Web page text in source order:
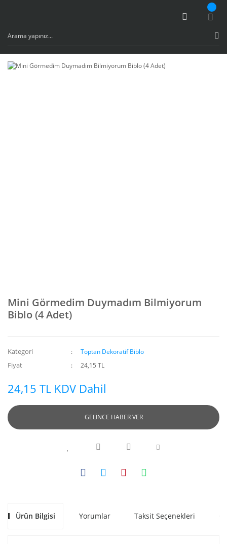
Mini Görmedim Duymadım Bilmiyorum
Biblo (4 Adet)
Kategori Toptan Dekoratif Biblo
Fiyat 24,15 TL
24,15 TL KDV Dahil
GELİNCE HABER VER
Ürün Bilgisi Yorumlar Taksit Seçenekleri